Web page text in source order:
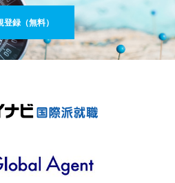
登録（無料）